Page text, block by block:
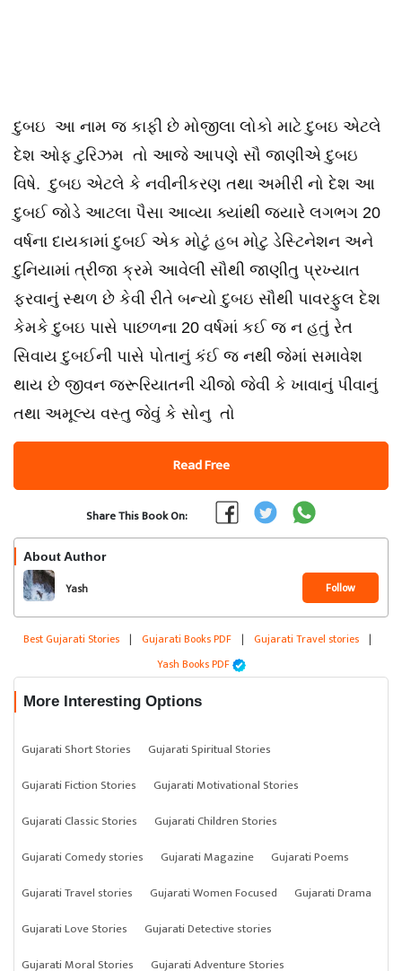
દુબઇ આ નામ જ કાફી છે મોજીલા લોકો માટે દુબઇ એટલે
દેશ ઓફ ટુરિઝમ તો આજે આપણે સૌ જાણીએ દુબઇ
વિષે. દુબઇ એટલે કે નવીનીકરણ તથા અમીરી નો દેશ આ
દુબઈ જોડે આટલા પૈસા આવ્યા ક્યાંથી જ્યારે લગભગ 20
વર્ષના દાયકામાં દુબઈ એક મોટું હબ મોટુ ડેસ્ટિનેશન અને
દુનિયામાં ત્રીજા ક્રમે આવેલી સૌથી જાણીતુ પ્રખ્યાત
ફરવાનું સ્થળ છે કેવી રીતે બન્યો દુબઇ સૌથી પાવરફુલ દેશ
કેમકે દુબઇ પાસે પાછળના 20 વર્ષમાં કઈ જ ન હતું રેત
સિવાય દુબઈની પાસે પોતાનું કંઈ જ નથી જેમાં સમાવેશ
થાય છે જીવન જરૂરિયાતની ચીજો જેવી કે ખાવાનું પીવાનું
તથા અમૂલ્ય વસ્તુ જેવું કે સોનુ તો
Read Free
Share This Book On:
About Author
Yash Follow
Best Gujarati Stories | Gujarati Books PDF | Gujarati Travel stories |
Yash Books PDF
More Interesting Options
Gujarati Short Stories
Gujarati Spiritual Stories
Gujarati Fiction Stories
Gujarati Motivational Stories
Gujarati Classic Stories
Gujarati Children Stories
Gujarati Comedy stories
Gujarati Magazine
Gujarati Poems
Gujarati Travel stories
Gujarati Women Focused
Gujarati Drama
Gujarati Love Stories
Gujarati Detective stories
Gujarati Moral Stories
Gujarati Adventure Stories